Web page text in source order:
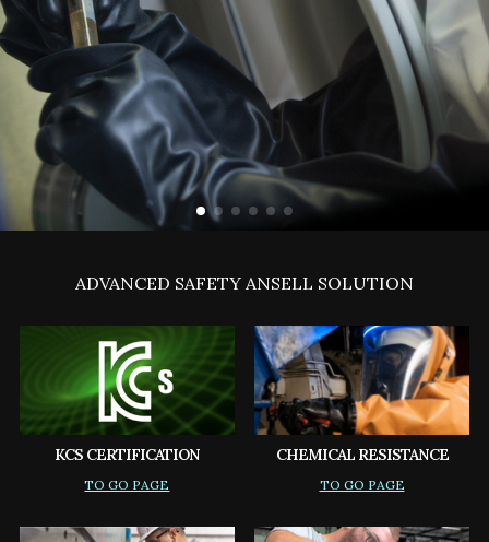
ADVANCED SAFETY ANSELL SOLUTION
KCS CERTIFICATION
TO GO PAGE
CHEMICAL RESISTANCE
TO GO PAGE